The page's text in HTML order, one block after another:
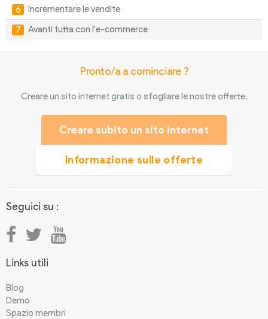
Incrementare le vendite
Avanti tutta con l'e-commerce
Pronto/a a cominciare ?
Creare un sito internet gratis o sfogliare le nostre offerte.
Creare subito un sito internet
Informazione sulle offerte
Seguici su :
Links utili
Blog
Demo
Spazio membri